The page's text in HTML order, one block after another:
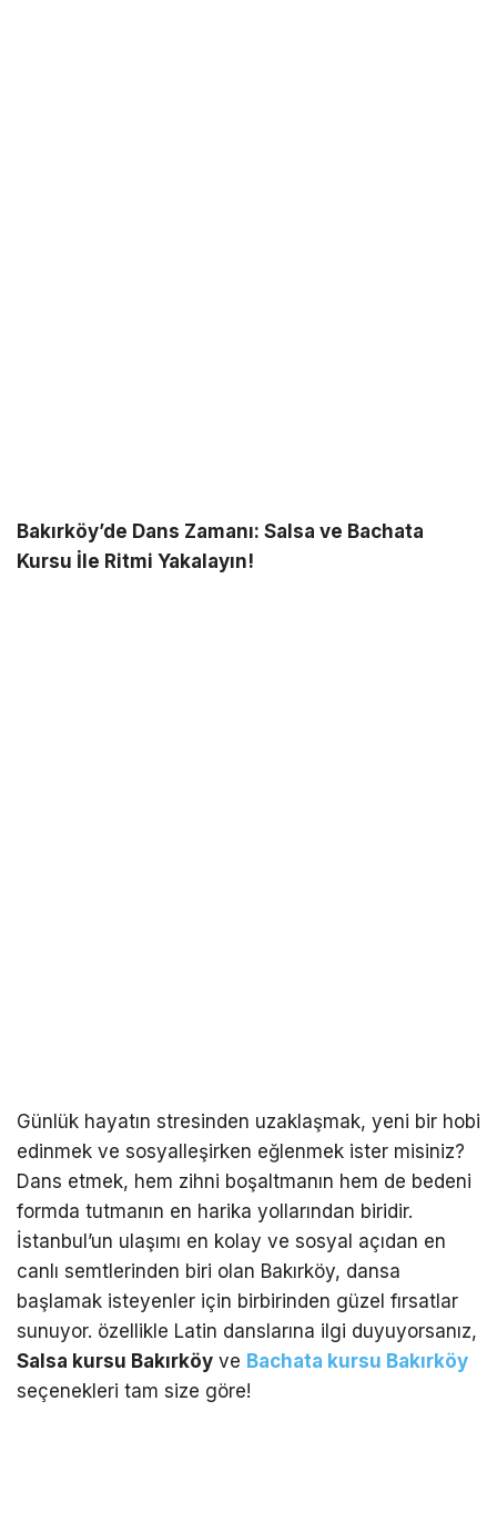
Bakırköy’de Dans Zamanı: Salsa ve Bachata
Kursu İle Ritmi Yakalayın!
Günlük hayatın stresinden uzaklaşmak, yeni bir hobi
edinmek ve sosyalleşirken eğlenmek ister misiniz?
Dans etmek, hem zihni boşaltmanın hem de bedeni
formda tutmanın en harika yollarından biridir.
İstanbul’un ulaşımı en kolay ve sosyal açıdan en
canlı semtlerinden biri olan Bakırköy, dansa
başlamak isteyenler için birbirinden güzel fırsatlar
sunuyor. özellikle Latin danslarına ilgi duyuyorsanız,
Salsa kursu Bakırköy ve Bachata kursu Bakırköy
seçenekleri tam size göre!